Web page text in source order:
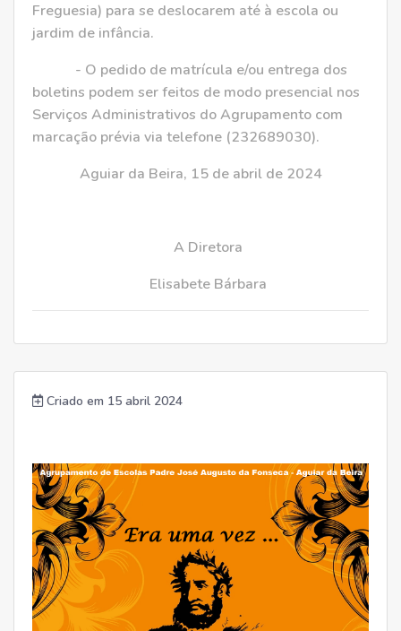
Freguesia) para se deslocarem até à escola ou
jardim de infância.
- O pedido de matrícula e/ou entrega dos
boletins podem ser feitos de modo presencial nos
Serviços Administrativos do Agrupamento com
marcação prévia via telefone (232689030).
Aguiar da Beira, 15 de abril de 2024
A Diretora
Elisabete Bárbara
Criado em 15 abril 2024